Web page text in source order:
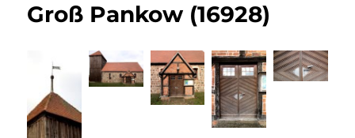
Groß Pankow (16928)